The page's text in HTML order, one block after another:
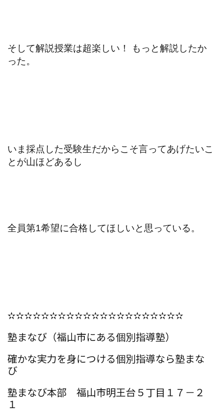
そして解説授業は超楽しい！ もっと解説したか
った。
いま採点した受験生だからこそ言ってあげたいこ
とが山ほどあるし
全員第1希望に合格してほしいと思っている。
✫✫✫✫✫✫✫✫✫✫✫✫✫✫✫✫✫✫✫✫✫
塾まなび（福山市にある個別指導塾）
確かな実力を身につける個別指導なら塾まな
び
塾まなび本部 福山市明王台５丁目１７－２
１